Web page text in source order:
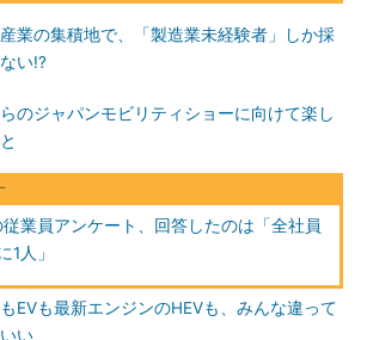
業の集積地で、「製造業未経験者」しか採
い!?
のジャパンモビリティショーに向けて楽し
従業員アンケート、回答したのは「全社員
1人」
EVも最新エンジンのHEVも、みんな違って
い